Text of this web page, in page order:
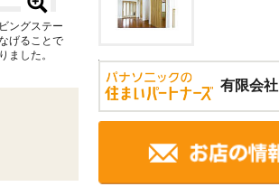
有限会
ングステー
げることで
ました。